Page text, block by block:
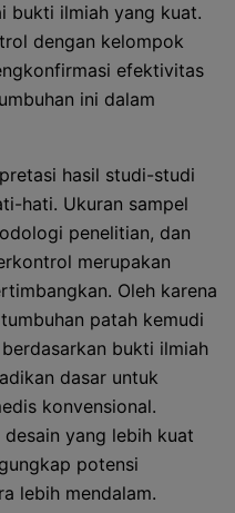
bukti ilmiah yang kuat.
dengan kelompok
efektivitas
ini dalam
hasil studi-studi
hati. Ukuran sampel
penelitian, dan
merupakan
Oleh karena
patah kemudi
bukti ilmiah
dasar untuk
konvensional.
yang lebih kuat
potensi
lebih mendalam.